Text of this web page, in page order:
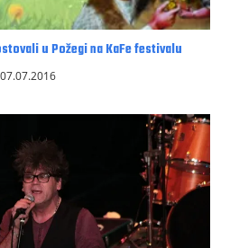
u Požegi na KaFe festivalu
07.07.2016